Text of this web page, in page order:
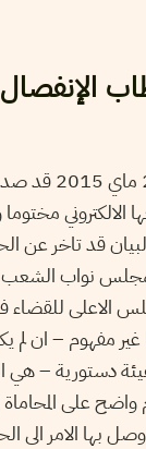
لم اصدق
الالكتروني
قد تاخر عن
نواب الشعب
بالمجلس
مفهوم – ان
دستورية – هي
على
وصل بها الامر